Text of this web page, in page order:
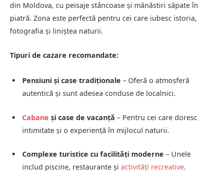
din Moldova, cu peisaje stâncoase și mănăstiri săpate în
piatră. Zona este perfectă pentru cei care iubesc istoria,
fotografia și liniștea naturii.
Tipuri de cazare recomandate:
Pensiuni și case tradiționale – Oferă o atmosferă
autentică și sunt adesea conduse de localnici.
Cabane și case de vacanță – Pentru cei care doresc
intimitate și o experiență în mijlocul naturii.
Complexe turistice cu facilități moderne – Unele
includ piscine, restaurante și activități recreative.